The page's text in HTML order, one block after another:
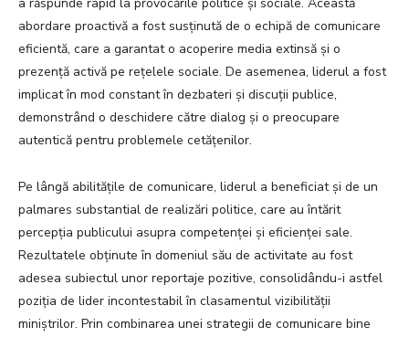
a răspunde rapid la provocările politice și sociale. Această
abordare proactivă a fost susținută de o echipă de comunicare
eficientă, care a garantat o acoperire media extinsă și o
prezență activă pe rețelele sociale. De asemenea, liderul a fost
implicat în mod constant în dezbateri și discuții publice,
demonstrând o deschidere către dialog și o preocupare
autentică pentru problemele cetățenilor.
Pe lângă abilitățile de comunicare, liderul a beneficiat și de un
palmares substantial de realizări politice, care au întărit
percepția publicului asupra competenței și eficienței sale.
Rezultatele obținute în domeniul său de activitate au fost
adesea subiectul unor reportaje pozitive, consolidându-i astfel
poziția de lider incontestabil în clasamentul vizibilității
miniștrilor. Prin combinarea unei strategii de comunicare bine